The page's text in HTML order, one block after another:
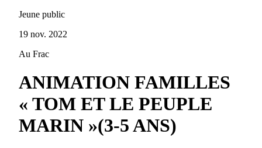
Jeune public
19 nov. 2022
Au Frac
ANIMATION FAMILLES
« TOM ET LE PEUPLE
MARIN »(3-5 ANS)